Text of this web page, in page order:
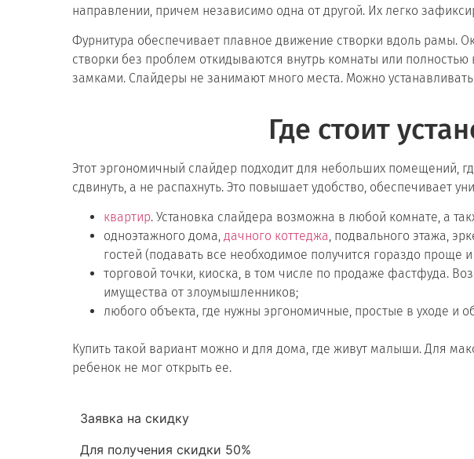
направлении, причем независимо одна от другой. Их легко
Фурнитура обеспечивает плавное движение створки вдоль рамы.
створки без проблем откидываются внутрь комнаты или
замками. Слайдеры не занимают много места. Можно
Где стоит
Этот эргономичный слайдер подходит для небольших помещений,
сдвинуть, а не распахнуть. Это повышает удобство, обеспечивает
квартир. Установка слайдера возможна в любой комнате, а
одноэтажного дома, дачного коттеджа, подвального этажа,
гостей (подавать все необходимое получится гораздо проще
торговой точки, киоска, в том числе по продаже фастфуда.
имущества от злоумышленников;
любого объекта, где нужны эргономичные, простые в уходе и
Купить такой вариант можно и для дома, где живут малыши. Для
ребенок не мог открыть ее.
Заявка на скидку
Для получения скидки 50%